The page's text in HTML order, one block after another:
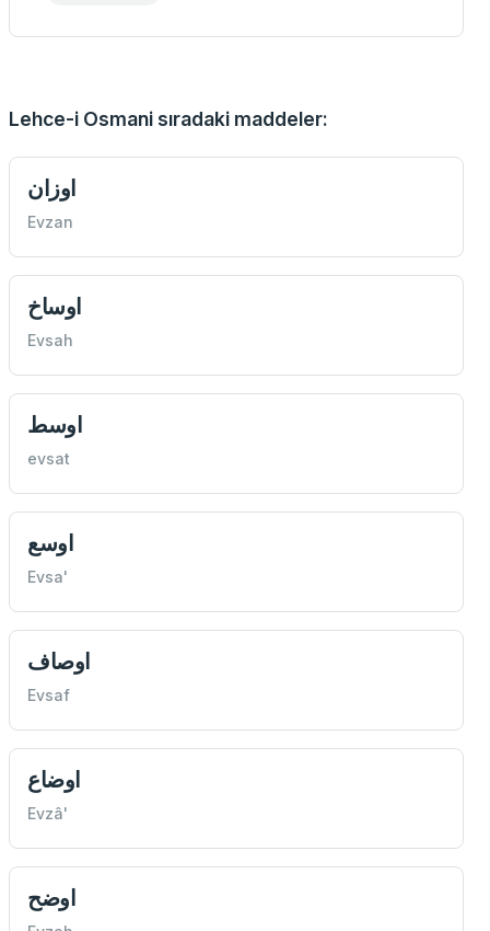
Lehce-i Osmani sıradaki maddeler:
اوزان
Evzan
اوساخ
Evsah
اوسط
evsat
اوسع
Evsa'
اوصاف
Evsaf
اوضاع
Evzâ'
اوضح